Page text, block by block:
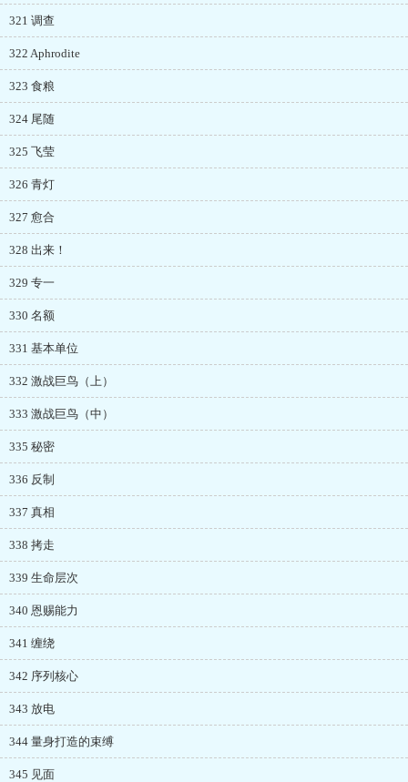
321 调查
322 Aphrodite
323 食粮
324 尾随
325 飞莹
326 青灯
327 愈合
328 出来！
329 专一
330 名额
331 基本单位
332 激战巨鸟（上）
333 激战巨鸟（中）
335 秘密
336 反制
337 真相
338 拷走
339 生命层次
340 恩赐能力
341 缠绕
342 序列核心
343 放电
344 量身打造的束缚
345 见面